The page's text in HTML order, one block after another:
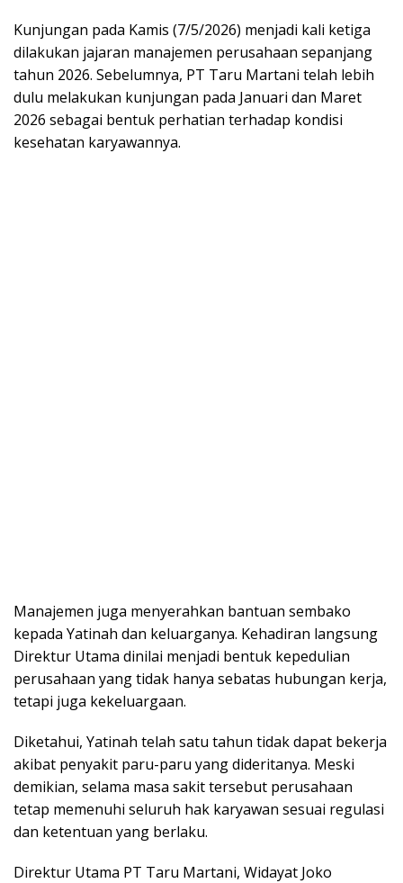
Kunjungan pada Kamis (7/5/2026) menjadi kali ketiga
dilakukan jajaran manajemen perusahaan sepanjang
tahun 2026. Sebelumnya, PT Taru Martani telah lebih
dulu melakukan kunjungan pada Januari dan Maret
2026 sebagai bentuk perhatian terhadap kondisi
kesehatan karyawannya.
Manajemen juga menyerahkan bantuan sembako
kepada Yatinah dan keluarganya. Kehadiran langsung
Direktur Utama dinilai menjadi bentuk kepedulian
perusahaan yang tidak hanya sebatas hubungan kerja,
tetapi juga kekeluargaan.
Diketahui, Yatinah telah satu tahun tidak dapat bekerja
akibat penyakit paru-paru yang dideritanya. Meski
demikian, selama masa sakit tersebut perusahaan
tetap memenuhi seluruh hak karyawan sesuai regulasi
dan ketentuan yang berlaku.
Direktur Utama PT Taru Martani, Widayat Joko